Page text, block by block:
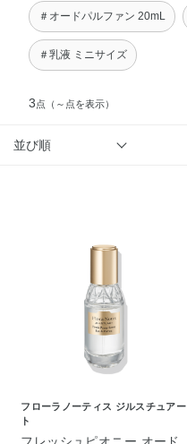
＃オードパルファン 20mL
＃乳液 ミニサイズ
3点 （～点を表示）
並び順
フローラノーティス ジルスチュアー
ト